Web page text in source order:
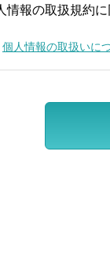
情報の取扱規約
個人情報の取扱いに